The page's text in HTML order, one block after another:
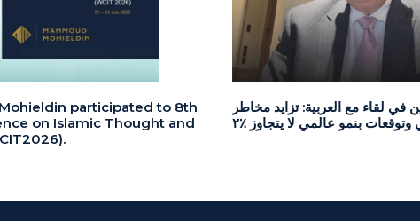
participated to 8th
on Islamic Thought and
في لقاء مع العربية: تزايد مخاطر
وتوقعات بنمو عالمي لا يتجاوز ٪٢